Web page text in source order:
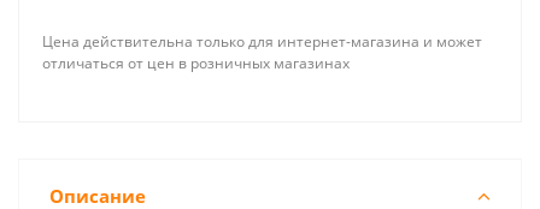
Цена действительна только для интернет-магазина и может
отличаться от цен в розничных магазинах
Описание